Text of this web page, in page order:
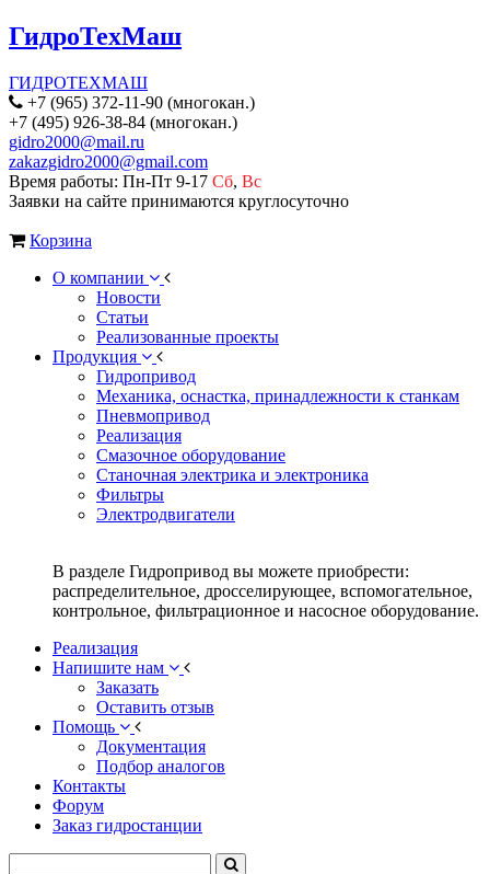
ГидроТехМаш
ГИДРОТЕХМАШ
+7 (965) 372-11-90 (многокан.)
+7 (495) 926-38-84 (многокан.)
gidro2000@mail.ru
zakazgidro2000@gmail.com
Время работы: Пн-Пт 9-17 Сб, Вс
Заявки на сайте принимаются круглосуточно
Корзина
О компании
Новости
Статьи
Реализованные проекты
Продукция
Гидропривод
Механика, оснастка, принадлежности к станкам
Пневмопривод
Реализация
Смазочное оборудование
Станочная электрика и электроника
Фильтры
Электродвигатели
В разделе Гидропривод вы можете приобрести:
распределительное, дросселирующее, вспомогательное,
контрольное, фильтрационное и насосное оборудование.
Реализация
Напишите нам
Заказать
Оставить отзыв
Помощь
Документация
Подбор аналогов
Контакты
Форум
Заказ гидростанции